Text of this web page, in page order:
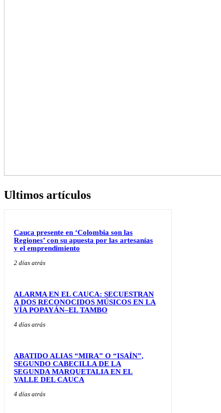
Ultimos artículos
Cauca presente en ‘Colombia son las
Regiones’ con su apuesta por las artesanías
y el emprendimiento
2 días atrás
ALARMA EN EL CAUCA: SECUESTRAN
A DOS RECONOCIDOS MÚSICOS EN LA
VÍA POPAYÁN–EL TAMBO
4 días atrás
ABATIDO ALIAS “MIRA” O “ISAÍN”,
SEGUNDO CABECILLA DE LA
SEGUNDA MARQUETALIA EN EL
VALLE DEL CAUCA
4 días atrás